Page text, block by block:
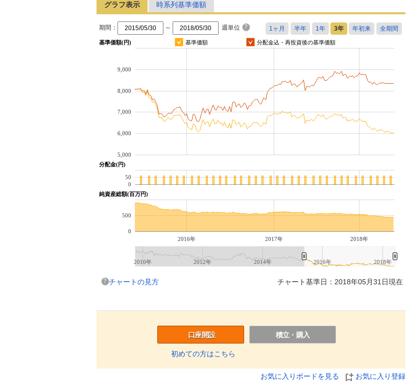
グラフ表示 時系列基準価額
期間： ～ 週単位
基準価額(円) 基準価額 分配金込・再投資後の基準価額
5,000
6,000
7,000
8,000
9,000
分配金(円)
0
50
純資産総額(百万円)
2016年 2017年 2018年
0
500
2010年 2012年 2014年 2016年 2018年
チャートの見方 チャート基準日：2018年05月31日現在
口座開設
初めての方はこちら
積立・購入
お気に入りボードを見る お気に入り登録